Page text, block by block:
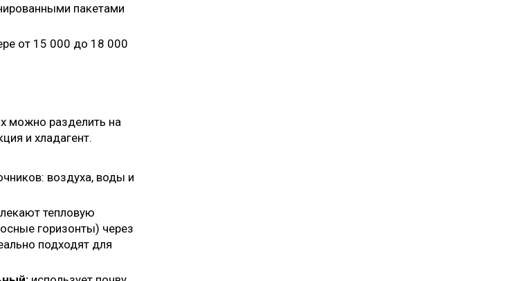
пакетами
от 15 000 до 18 000
можно разделить на
и хладагент.
воздуха, воды и
тепловую
горизонты) через
подходят для